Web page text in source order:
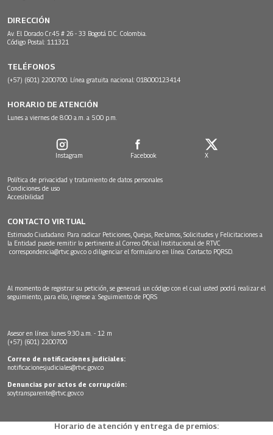
DIRECCIÓN
Av. El Dorado Cr.45 # 26 - 33 Bogotá D.C. Colombia.
Código Postal: 111321
TELÉFONOS
(+57) (601) 2200700. Línea gratuita nacional: 018000123414
HORARIO DE ATENCIÓN
Lunes a viernes de 8:00 a.m. a 5:00 p.m.
Instagram Facebook X
Política de privacidad y tratamiento de datos personales
Condiciones de uso
Accesibilidad
CONTACTO VIRTUAL
Estimado Ciudadano: Para radicar Peticiones, Quejas, Reclamos, Solicitudes y Felicitaciones a
la Entidad puede remitir lo pertinente al Correo Oficial Institucional de RTVC
correspondencia@rtvc.gov.co o diligenciar el formulario en línea: Contacto PQRSD.
Al momento de registrar su petición, se generará un código con el cual usted podrá realizar el
seguimiento, para ello, ingrese a: Seguimiento de PQRS
Asesor en línea: lunes 9:30 a.m. - 12 m
(+57) (601) 2200700
Correo de notificaciones judiciales:
notificacionesjudiciales@rtvc.gov.co
Denuncias por actos de corrupción:
soytransparente@rtvc.gov.co
Horario de atención y entrega de premios: